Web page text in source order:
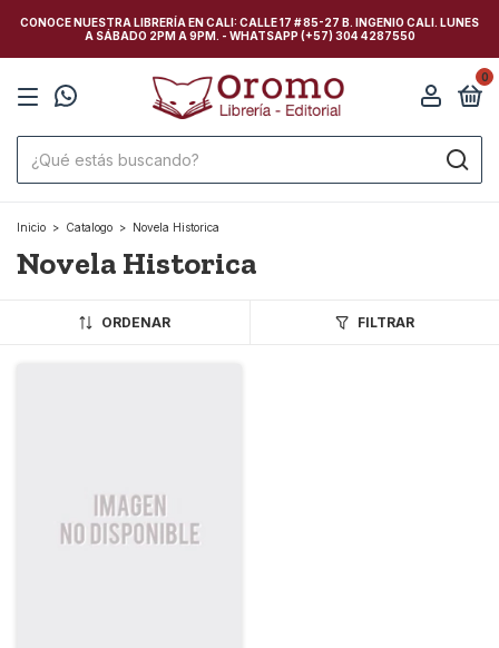
CONOCE NUESTRA LIBRERÍA EN CALI: CALLE 17 # 85-27 B. INGENIO CALI. LUNES
A SÁBADO 2PM A 9PM. - WHATSAPP (+57) 304 4287550
0
Inicio > Catalogo > Novela Historica
Novela Historica
ORDENAR FILTRAR